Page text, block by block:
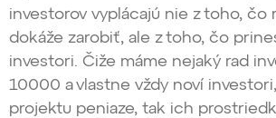
investorov vyplácajú nie z toho, čo
dokáže zarobiť, ale z toho, čo
investori. Čiže máme nejaký rad
10000 a vlastne vždy noví
projektu peniaze, tak ich